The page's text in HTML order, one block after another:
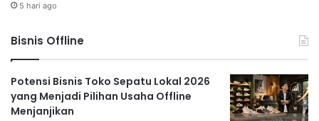
5 hari ago
Bisnis Offline
Potensi Bisnis Toko Sepatu Lokal 2026
yang Menjadi Pilihan Usaha Offline
Menjanjikan